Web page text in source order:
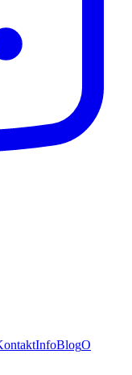
InfoBlogO